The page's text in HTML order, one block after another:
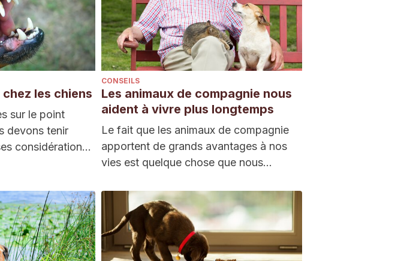
les chiens
sur le point
devons tenir
considérations,
CONSEILS
Les animaux de compagnie nous
aident à vivre plus longtemps
Le fait que les animaux de compagnie
apportent de grands avantages à nos
vies est quelque chose que nous